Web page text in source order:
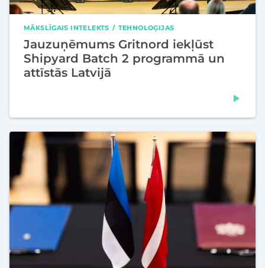
MĀKSLĪGAIS INTELEKTS TEHNOLOĢIJAS
Jauzuņēmums Gritnord iekļūst
Shipyard Batch 2 programmā un
attīstās Latvijā